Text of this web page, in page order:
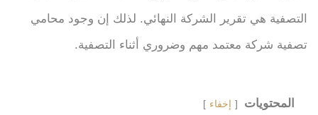
التصفية هي تقرير الشركة النهائي. لذلك إن وجود محامي
تصفية شركة معتمد مهم وضروري أثناء التصفية.
المحتويات إخفاء